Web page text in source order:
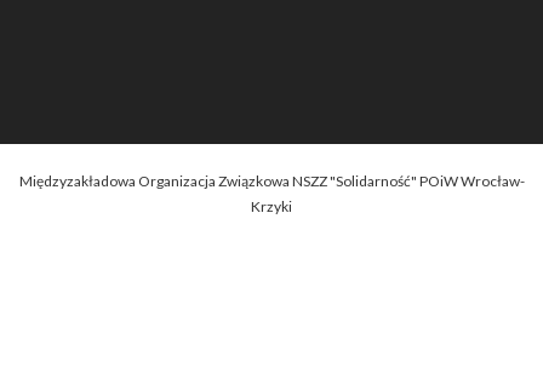
Międzyzakładowa Organizacja Związkowa NSZZ "Solidarność" POiW Wrocław-
Krzyki